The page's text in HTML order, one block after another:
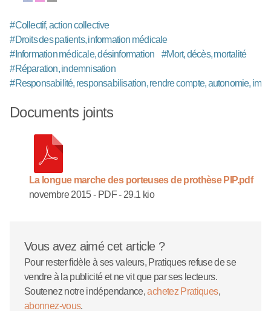
#Collectif, action collective
#Droits des patients, information médicale
#Information médicale, désinformation #Mort, décès, mortalité
#Réparation, indemnisation
#Responsabilité, responsabilisation, rendre compte, autonomie,
Documents joints
La longue marche des porteuses de prothèse PIP.pdf
novembre 2015- PDF- 29.1 kio
Vous avez aimé cet article ?
Pour rester fidèle à ses valeurs, Pratiques refuse de se
vendre à la publicité et ne vit que par ses lecteurs.
Soutenez notre indépendance,achetez Pratiques,
abonnez-vous.